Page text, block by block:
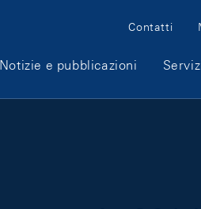
Meta
Contatti
Notizie e pubblicazioni